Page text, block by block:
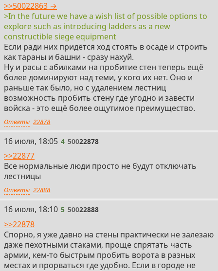
>>50022863 →
>In the future we have a wish list of possible options to
explore such as introducing ladders as a new
constructible siege equipment
Если ради них придётся ход стоять в осаде и строить
как тараны и башни - сразу нахуй.
Ну и расы с абилками на пробитие стен теперь ещё
более доминируют над теми, у кого их нет. Оно и
раньше так было, но с удалением лестниц
возможность пробить стену где угодно и завести
войска - это ещё более ощутимое преимущество.
Ответы 22878
4
16 июля, 18:05 4 50022878
>>22877
Все нормальные люди просто не будут отключать
лестницы
Ответы 22888
5
16 июля, 18:10 5 50022888
>>22878
Спорно, я уже давно на стены практически не залезаю
даже пехотными стаками, проще спрятать часть
армии, кем-то быстрым пробить ворота в разных
местах и прорваться где удобно. Если в городе не